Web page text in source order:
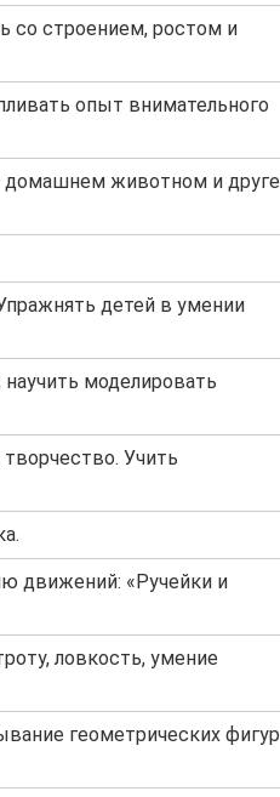
со строением, ростом и
опыт внимательного
домашнем животном и друге
детей в умении
моделировать
Учить
движений: «Ручейки и
ловкость, умение
геометрических фигур